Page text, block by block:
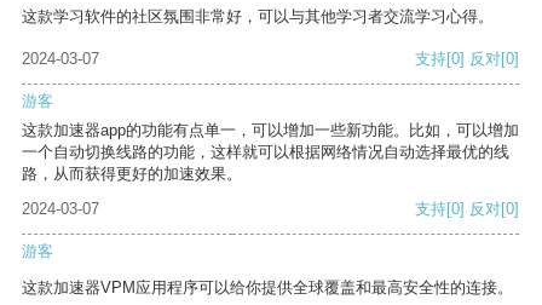
这款学习软件的社区氛围非常好，可以与其他学习者交流学习心得。
2024-03-07 支持[0] 反对[0]
游客
这款加速器app的功能有点单一，可以增加一些新功能。比如，可以增加
一个自动切换线路的功能，这样就可以根据网络情况自动选择最优的线
路，从而获得更好的加速效果。
2024-03-07
支持[0] 反对[0]
游客
这款加速器VPM应用程序可以给你提供全球覆盖和最高安全性的连接。